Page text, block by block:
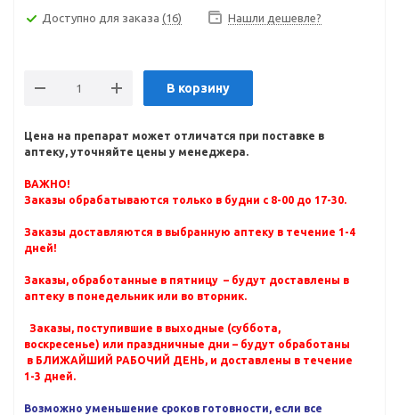
Доступно для заказа (16) Нашли дешевле?
В корзину
Цена на препарат может отличатся при поставке в
аптеку, уточняйте цены у менеджера.
ВАЖНО!
Заказы обрабатываются только в будни с 8-00 до 17-30.
Заказы доставляются в выбранную аптеку в течение 1-4
дней!
Заказы, обработанные в пятницу – будут доставлены в
аптеку в понедельник или во вторник.
Заказы, поступившие в выходные (суббота,
воскресенье) или праздничные дни – будут обработаны
в БЛИЖАЙШИЙ РАБОЧИЙ ДЕНЬ, и доставлены в течение
1-3 дней.
Возможно уменьшение сроков готовности, если все